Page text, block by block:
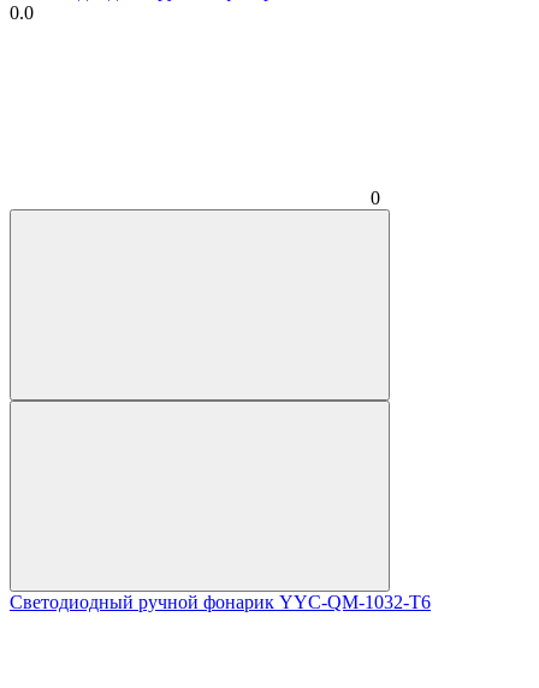
0.0
0
Светодиодный ручной фонарик YYC-QM-1032-T6